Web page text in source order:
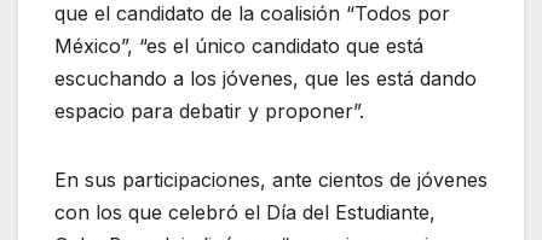
que el candidato de la coalisión “Todos por
México”, “es el único candidato que está
escuchando a los jóvenes, que les está dando
espacio para debatir y proponer”.
En sus participaciones, ante cientos de jóvenes
con los que celebró el Día del Estudiante,